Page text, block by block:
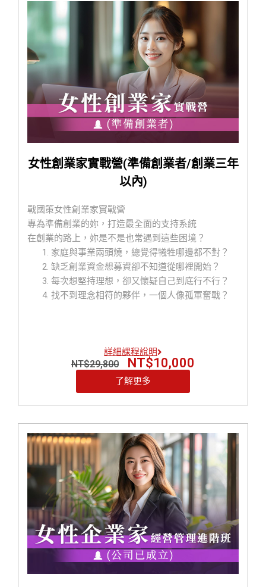
【戰國策女性創業家實戰營】 就是為了解決這些「妳
的痛點」而誕生！
我們將提供妳：
領導力訓練：幫助妳建立自信與決策力
企業管理思維：從商業模式到組織營運一次學會
家庭與事業平衡術：打造可持續的創業人生
網路行銷實戰：社群、短影音、個人品牌通通教
創業心法陪跑：讓妳不是一個人在戰鬥！
無論妳是正在規劃創業，或已經在創業路上需要重新
校準方向，
這個營隊都將成為妳成功起飛的助推器！
一起成為「兼顧家庭與事業的女力創業家」
若您已經創業成立公司超過一年，
家經營管理進階班(公司已成立)課程
女性創業家實戰營(準備創業者/創業三年
以內)
戰國策女性創業家實戰營
專為準備創業的妳，打造最全面的支持系統
在創業的路上，妳是不是也常遇到這些困境？
家庭與事業兩頭燒，總覺得犧牲哪邊都不對？
缺乏創業資金想募資卻不知道從哪裡開始？
每次想堅持理想，卻又懷疑自己到底行不行？
找不到理念相符的夥伴，一個人像孤軍奮戰？
擔心太高調、不敢建立個人品牌，只想默默努
每天時間被切得零碎，根本無法靜下心來做計
想靠興趣創業，但卻缺乏一套真正獲利的商業模
式？
【戰國策女性創業家實戰營】 就是為了解決這些「妳
的痛點」而誕生！
我們將提供妳：
領導力訓練：幫助妳建立自信與決策力
企業管理思維：從商業模式到組織營運一次學會
家庭與事業平衡術：打造可持續的創業人生
網路行銷實戰：社群、短影音、個人品牌通通教
創業心法陪跑：讓妳不是一個人在戰鬥！
無論妳是正在規劃創業，或已經在創業路上需要重新
詳細課程說明
NT$29,800 NT$10,000
了解更多